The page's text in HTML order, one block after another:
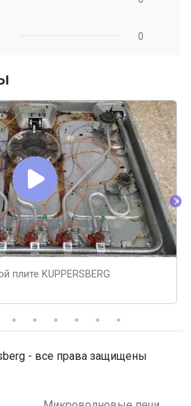
0
плите KUPPERSBERG
- все права защищены